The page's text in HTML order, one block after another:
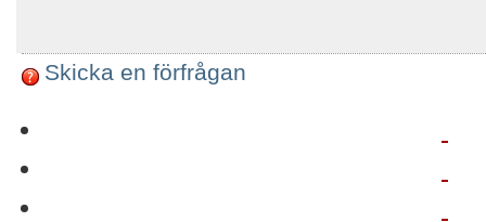
Skicka en förfrågan